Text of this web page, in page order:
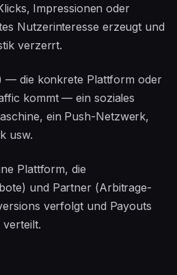
Impressionen oder
Nutzerinteresse erzeugt und
verzerrt.
— die konkrete Plattform oder
kommt — ein soziales
ein Push-Netzwerk,
usw.
Plattform, die
und Partner (Arbitrage-
verfolgt und Payouts